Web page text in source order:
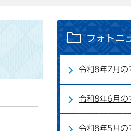
フォトニ
令和8年7月の
令和8年6月の
令和8年5月の